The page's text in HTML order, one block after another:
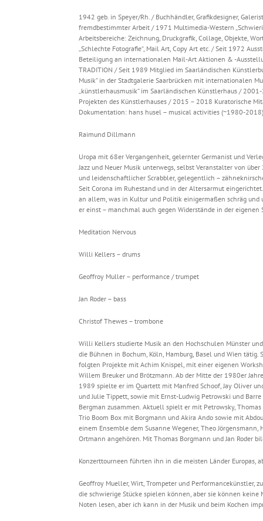
1942 geb. in Speyer/Rh. / Buchhändler, Grafikdesigner,
fremdbestimmter Arbeit / 1971 Multimedia-Western
Arbeitsbereiche: Zeichnung, Druckgrafik, Collage, Objekte,
„Schlechte Fotografie“, Mail Art, Copy Art etc. / Seit 1972
Beteiligung an internationalen Mail-Art Aktionen & -
TRADITION / Seit 1989 Mitglied im Saarländischen
Musik“ in der Stadtgalerie Saarbrücken mit internationalen
„künstlerhausmusik“ im Saarländischen Künstlerhaus /
Projekten des Künstlerhauses / 2015 – 2018 Kuratorische
Dokumentation: hans husel – musical activities (~1980-
Raimund Dillmann
Uropa mit 68er Vergangenheit, gelernter Germanist und
Jazz und Neuer Musik unterwegs, selbst Veranstalter von
und leidenschaftlicher Scrabbler, gelegentlich –
Seit Corona im Ruhestand und in der Altersarmut
an allem, was in Kultur und Politik einigermaßen schräg
er einst – manchmal auch gegen Widerstände in der eigenen
Meditation Nervous
Willi Kellers – drums
Geoffroy Muller – performance / trumpet
Jan Roder – bass
Christof Thewes – trombone
Willi Kellers studierte Musik an den Hochschulen Münster
die Bühnen in Bochum, Köln, Hamburg, Basel und Wien
folgten Projekte mit Achim Knispel, mit einer eigenen
Willem Breuker und Brötzmann. Ab der Mitte der 1980er
1989 spielte er im Quartett mit Manfred Schoof, Jay Oliver
und Julie Tippett, sowie mit Ernst-Ludwig Petrowski und
Bergman zusammen. Aktuell spielt er mit Petrowsky,
Trio Boom Box mit Borgmann und Akira Ando sowie mit
einem Ensemble dem Susanne Wegener, Theo Jörgensmann,
Ortmann angehören. Mit Thomas Borgmann und Jan Roder
Konzerttourneen führten ihn in die meisten Länder Europas,
Geoffroy Mueller, Wirt, Trompeter und Performancekünstler,
die schwierige Stücke spielen können, aber sie können
Noten lesen, aber ich kann in der Musik und beim Kochen